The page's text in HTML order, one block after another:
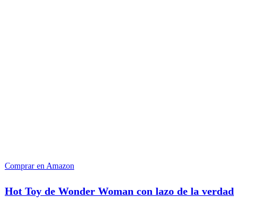
Comprar en Amazon
Hot Toy de Wonder Woman con lazo de la verdad